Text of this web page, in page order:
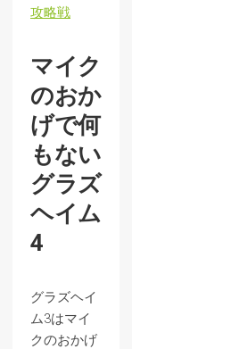
攻略戦
マイク
のおか
げで何
もない
グラズ
ヘイム
4
グラズヘイ
ム3はマイ
クのおかげ